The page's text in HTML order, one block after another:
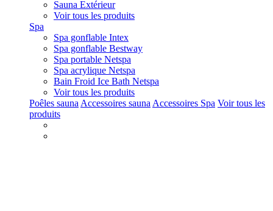
Sauna Extérieur
Voir tous les produits
Spa
Spa gonflable Intex
Spa gonflable Bestway
Spa portable Netspa
Spa acrylique Netspa
Bain Froid Ice Bath Netspa
Voir tous les produits
Poêles sauna Accessoires sauna Accessoires Spa Voir tous les
produits